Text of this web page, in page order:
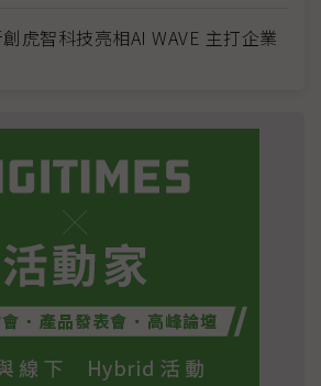
虎智科技亮相AI WAVE 主打企業